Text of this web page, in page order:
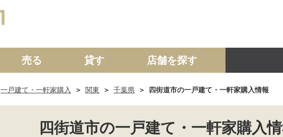
中古一戸建て マンション 土地 事業投資用
売る 貸す 店舗を探す
一戸建て・一軒家購入 関東 千葉県 四街道市の一戸建て・一軒家購入情報
四街道市の一戸建て・一軒家購入